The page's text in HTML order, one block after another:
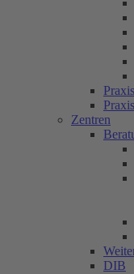
Zentren
DIB